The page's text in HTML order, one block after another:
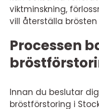
viktminskning,
vill återställa
Processen
Innan du beslutar
bröstförstoring i